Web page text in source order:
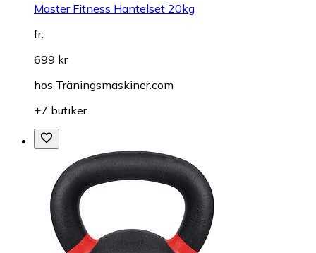
Master Fitness Hantelset 20kg
fr.
699 kr
hos Träningsmaskiner.com
+7 butiker